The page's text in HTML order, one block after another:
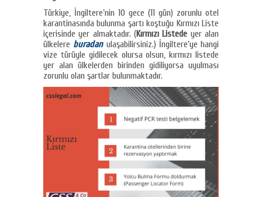
Türkiye, İngiltere’nin 10 gece (11 gün) zorunlu otel
karantinasında bulunma şartı koştuğu Kırmızı Liste
içerisinde yer almaktadır. (Kırmızı Listede yer alan
ülkelere buradanulaşabilirsiniz.) İngiltere’ye hangi
vize türüyle gidilecek olursa olsun, kırmızı listede
yer alan ülkelerden birinden gidiliyorsa uyulması
zorunlu olan şartlar bulunmaktadır.